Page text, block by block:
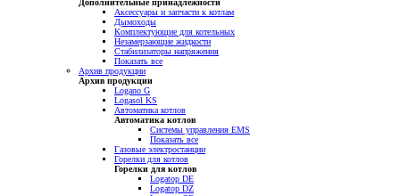
Дополнительные принадлежности
Аксессуары и запчасти к котлам
Дымоходы
Комплектующие для котельных
Незамерзающие жидкости
Стабилизаторы напряжения
Показать все
Архив продукции
Архив продукции
Logano G
Logasol KS
Автоматика котлов
Автоматика котлов
Системы управления EMS
Показать все
Газовые электростанции
Горелки для котлов
Горелки для котлов
Logatop DE
Logatop DZ